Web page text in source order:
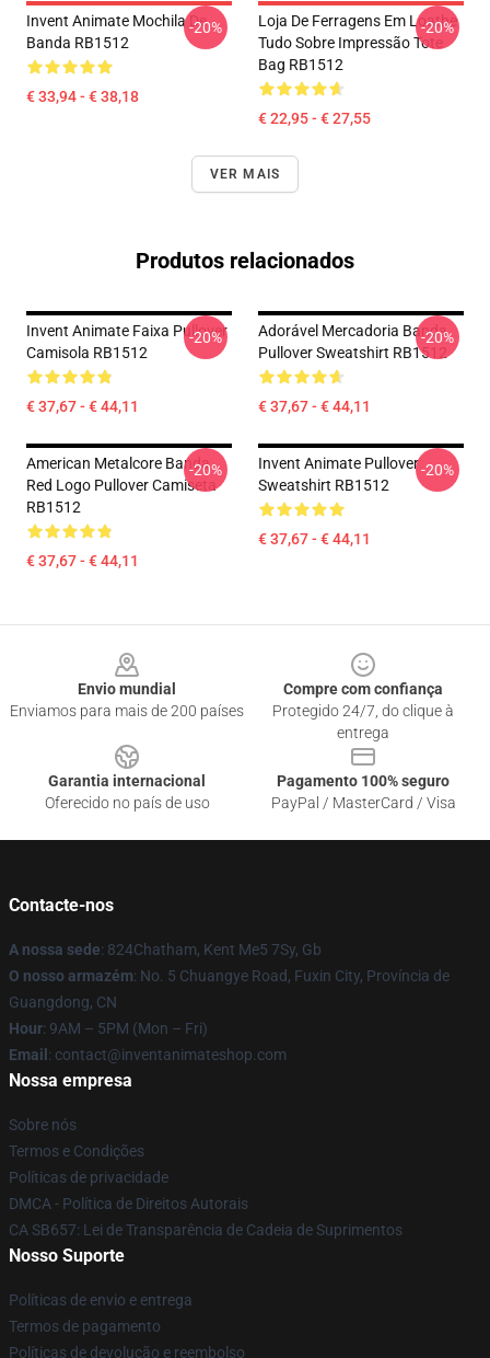
Invent Animate Mochila De
Banda RB1512
€ 33,94 - € 38,18
-20%
Loja De Ferragens Em Loathe
Tudo Sobre Impressão Tote
Bag RB1512
€ 22,95 - € 27,55
-20%
VER MAIS
Produtos relacionados
Invent Animate Faixa Pullover
Camisola RB1512
€ 37,67 - € 44,11
-20%
Adorável Mercadoria Banda
Pullover Sweatshirt RB1512
€ 37,67 - € 44,11
-20%
American Metalcore Banda
Red Logo Pullover Camiseta
RB1512
€ 37,67 - € 44,11
-20%
Invent Animate Pullover
Sweatshirt RB1512
€ 37,67 - € 44,11
-20%
Envio mundial
Enviamos para mais de 200 países
Compre com confiança
Protegido 24/7, do clique à
entrega
Garantia internacional
Oferecido no país de uso
Pagamento 100% seguro
PayPal / MasterCard / Visa
Contacte-nos
A nossa sede: 824Chatham, Kent Me5 7Sy, Gb
O nosso armazém: No. 5 Chuangye Road, Fuxin City, Província de
Guangdong, CN
Hour: 9AM – 5PM (Mon – Fri)
Email : contact@inventanimateshop.com
Nossa empresa
Sobre nós
Termos e Condições
Políticas de privacidade
DMCA - Política de Direitos Autorais
CA SB657: Lei de Transparência de Cadeia de Suprimentos
Nosso Suporte
Políticas de envio e entrega
Termos de pagamento
Políticas de devolução e reembolso